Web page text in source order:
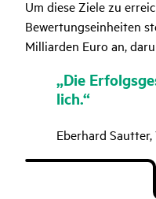
Um diese Ziele zu
Bewertungseinheiten
Milliarden Euro an,
„Die
lich.“
Eberhard